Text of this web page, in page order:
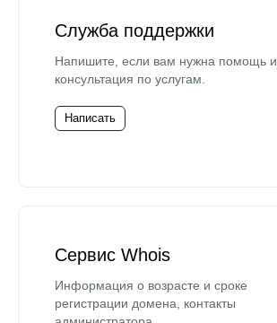
Служба поддержки
Напишите, если вам нужна помощь
консультация по услугам.
Написать
Сервис Whois
Информация о возрасте и сроке
регистрации домена, контакты